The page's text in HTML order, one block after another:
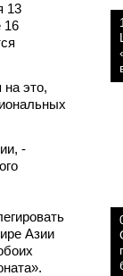
13
16
это,
-
Азии